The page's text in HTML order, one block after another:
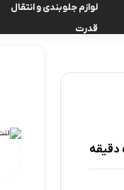
لوازم جلوبندی و انتقال
قدرت
لوازم گیربکس و جلوبندی IS